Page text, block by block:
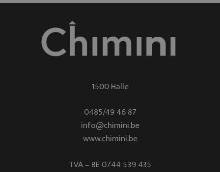
1500 Halle
0485/49 46 87
info@chimini.be
www.chimini.be
TVA – BE 0744 539 435